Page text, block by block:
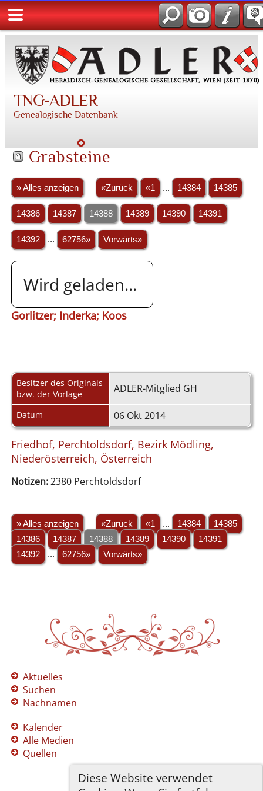
TNG-ADLER
Genealogische Datenbank
Diese Website verwendet
Grabsteine
» Alles anzeigen «Zurück «1 ... 14384 14385
14386 14387 14388 14389 14390 14391
14392 ... 62756» Vorwärts»
Wird geladen...
Gorlitzer; Inderka; Koos
Besitzer des Originals
bzw. der Vorlage
ADLER-Mitglied GH
Datum 06 Okt 2014
Friedhof, Perchtoldsdorf, Bezirk Mödling,
Niederösterreich, Österreich
Notizen:2380 Perchtoldsdorf
» Alles anzeigen «Zurück «1 ... 14384
14385
14386
14387 14388 14389 14390
14391
14392
... 62756» Vorwärts»
Aktuelles
Suchen
Nachnamen
Kalender
Alle Medien
Quellen